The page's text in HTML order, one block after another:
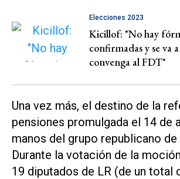
Elecciones 2023
Kicillof: "No hay
confirmadas y se va
convenga al FDT"
Una vez más, el destino de la
pensiones promulgada el 14 de
manos del grupo republicano de
Durante la votación de la
19 diputados de LR (de un total